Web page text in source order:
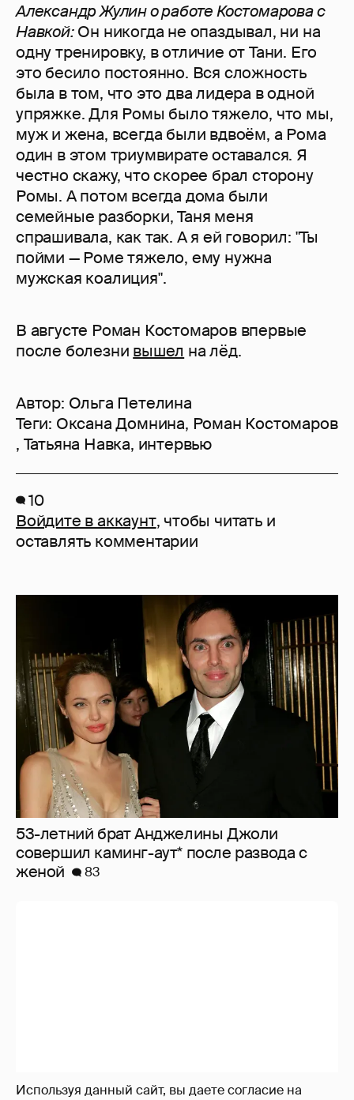
Используя данный сайт, вы даете согласие на
Александр Жулин о работе Костомарова с
Навкой:Он никогда не опаздывал, ни на
одну тренировку, в отличие от Тани. Его
это бесило постоянно. Вся сложность
была в том, что это два лидера в одной
упряжке. Для Ромы было тяжело, что мы,
муж и жена, всегда были вдвоём, а Рома
один в этом триумвирате оставался. Я
честно скажу, что скорее брал сторону
Ромы. А потом всегда дома были
семейные разборки, Таня меня
спрашивала, как так. А я ей говорил: "Ты
пойми — Роме тяжело, ему нужна
мужская коалиция".
В августе Роман Костомаров впервые
после болезни вышел на лёд.
Автор: Ольга Петелина
Теги: Оксана Домнина, Роман Костомаров
, Татьяна Навка, интервью
10
Войдите в аккаунт, чтобы читать и
оставлять комментарии
53-летний брат Анджелины Джоли
совершил каминг-аут* после развода с
женой
83